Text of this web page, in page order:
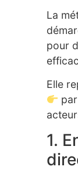
La
pour
Elle
1.